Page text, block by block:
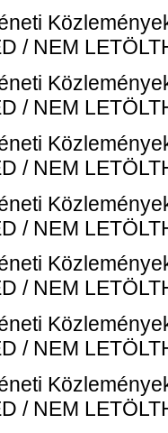
/ NEM
/ NEM
/ NEM
/ NEM
/ NEM
/ NEM
/ NEM